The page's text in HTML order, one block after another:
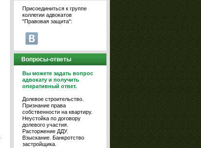
Присоединиться к группе
коллегии адвокатов
"Правовая защита":
Вопросы-ответы
Вы можете задать вопрос
адвокату и получить
оперативный ответ.
Долевое строительство.
Признание права
собственности на квартиру.
Неустойка по договору
долевого участия.
Расторжение ДДУ.
Взыскание. Банкротство
застройщика.